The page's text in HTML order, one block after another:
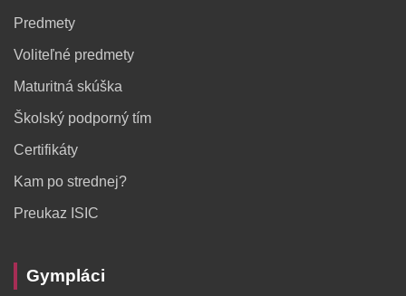
Predmety
Voliteľné predmety
Maturitná skúška
Školský podporný tím
Certifikáty
Kam po strednej?
Preukaz ISIC
Gympláci